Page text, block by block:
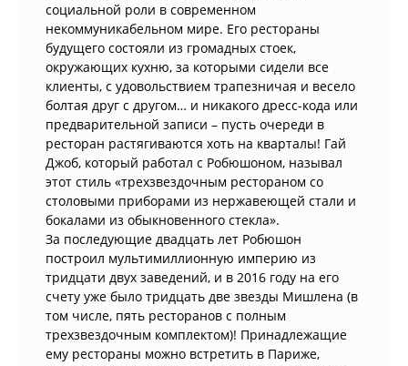
социальной роли в современном
некоммуникабельном мире. Его рестораны
будущего состояли из громадных стоек,
окружающих кухню, за которыми сидели все
клиенты, с удовольствием трапезничая и весело
болтая друг с другом… и никакого дресс-кода или
предварительной записи – пусть очереди в
ресторан растягиваются хоть на кварталы! Гай
Джоб, который работал с Робюшоном, называл
этот стиль «трехзвездочным рестораном со
столовыми приборами из нержавеющей стали и
бокалами из обыкновенного стекла».
За последующие двадцать лет Робюшон
построил мультимиллионную империю из
тридцати двух заведений, и в 2016 году на его
счету уже было тридцать две звезды Мишлена (в
том числе, пять ресторанов с полным
трехзвездочным комплектом)! Принадлежащие
ему рестораны можно встретить в Париже,